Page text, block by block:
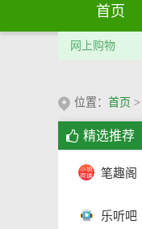
首页
网上购物
位置： 首页 >
精选推荐
笔趣阁
乐听吧